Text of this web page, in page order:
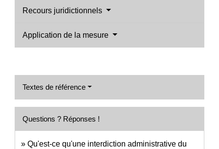
Recours juridictionnels
Application de la mesure
Textes de référence
Questions ? Réponses !
Qu'est-ce qu'une interdiction administrative du